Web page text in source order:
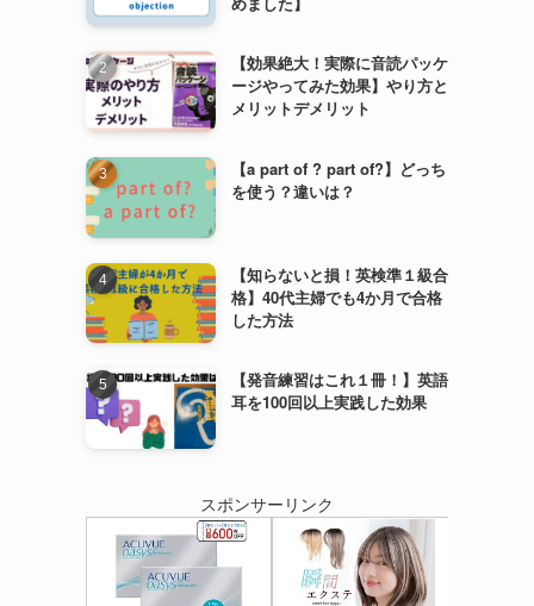
【効果絶大！実際に音読パッケ
ージやってみた効果】やり方と
メリットデメリット
【a part of ? part of?】どっち
を使う？違いは？
【知らないと損！英検準１級合
格】40代主婦でも4か月で合格
した方法
【発音練習はこれ１冊！】英語
耳を100回以上実践した効果
スポンサーリンク